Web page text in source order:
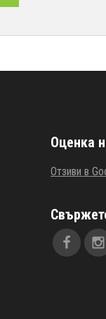
Оценка
Отзиви в